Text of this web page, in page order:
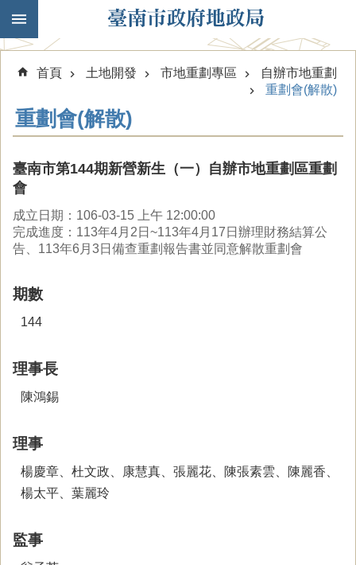
跳到主要內容區塊
首頁 土地開發 市地重劃專區
自辦市地重劃
重劃會(解散)
重劃會(解散)
臺南市第144期新營新生（一）自辦市地重劃區重劃
會
成立日期：106-03-15 上午 12:00:00
完成進度：113年4月2日~113年4月17日辦理財務結算公
告、113年6月3日備查重劃報告書並同意解散重劃會
期數
144
理事長
陳鴻錫
理事
楊慶章、杜文政、康慧真、張麗花、陳張素雲、陳麗香、
楊太平、葉麗玲
監事